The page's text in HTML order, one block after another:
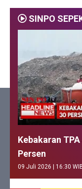
SINPO
Kebakaran
Persen
09 Juli 2026 | 16:30